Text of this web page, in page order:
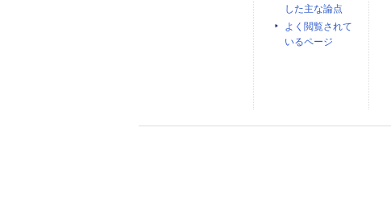
した主な論点
よく閲覧されて
いるページ